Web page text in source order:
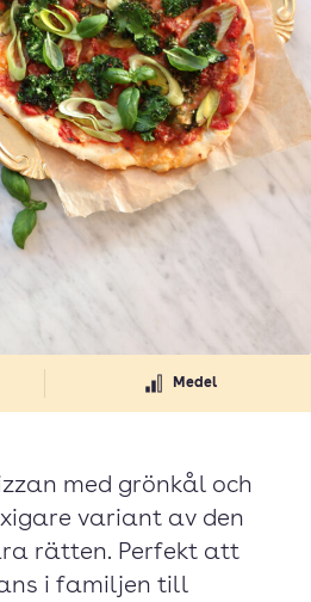
Medel
med grönkål och
variant av den
rätten. Perfekt att
i familjen till